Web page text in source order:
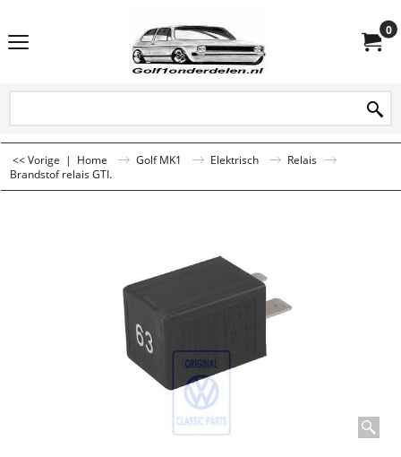
0
<< Vorige | Home Golf MK1 Elektrisch
Relais
Brandstof relais GTI.